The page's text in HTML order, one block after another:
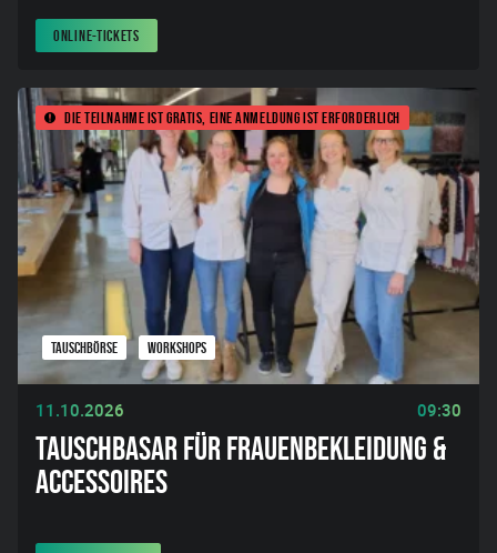
ONLINE-TICKETS
Die Teilnahme ist gratis, eine Anmeldung ist erforderlich
TAUSCHBÖRSE WORKSHOPS
11.10.2026 09:30
TAUSCHBASAR FÜR FRAUENBEKLEIDUNG &
ACCESSOIRES